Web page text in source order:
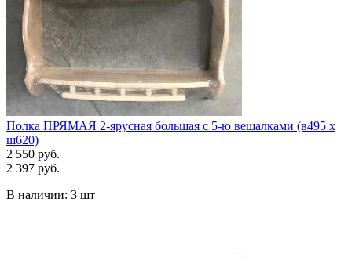
Полка ПРЯМАЯ 2-ярусная большая с 5-ю вешалками (в495 х
ш620)
2 550 руб.
2 397 руб.
В наличии: 3 шт